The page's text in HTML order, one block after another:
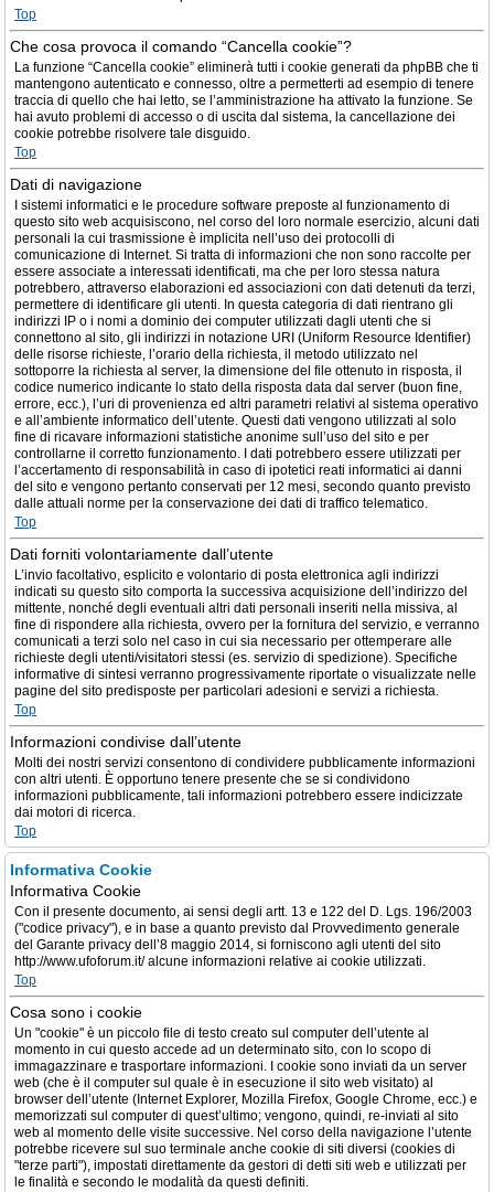
Top
Che cosa provoca il comando “Cancella cookie”?
La funzione “Cancella cookie” eliminerà tutti i cookie generati da phpBB che ti
mantengono autenticato e connesso, oltre a permetterti ad esempio di tenere
traccia di quello che hai letto, se l’amministrazione ha attivato la funzione. Se
hai avuto problemi di accesso o di uscita dal sistema, la cancellazione dei
cookie potrebbe risolvere tale disguido.
Top
Dati di navigazione
I sistemi informatici e le procedure software preposte al funzionamento di
questo sito web acquisiscono, nel corso del loro normale esercizio, alcuni dati
personali la cui trasmissione è implicita nell’uso dei protocolli di
comunicazione di Internet. Si tratta di informazioni che non sono raccolte per
essere associate a interessati identificati, ma che per loro stessa natura
potrebbero, attraverso elaborazioni ed associazioni con dati detenuti da terzi,
permettere di identificare gli utenti. In questa categoria di dati rientrano gli
indirizzi IP o i nomi a dominio dei computer utilizzati dagli utenti che si
connettono al sito, gli indirizzi in notazione URI (Uniform Resource Identifier)
delle risorse richieste, l’orario della richiesta, il metodo utilizzato nel
sottoporre la richiesta al server, la dimensione del file ottenuto in risposta, il
codice numerico indicante lo stato della risposta data dal server (buon fine,
errore, ecc.), l’uri di provenienza ed altri parametri relativi al sistema operativo
e all’ambiente informatico dell’utente. Questi dati vengono utilizzati al solo
fine di ricavare informazioni statistiche anonime sull’uso del sito e per
controllarne il corretto funzionamento. I dati potrebbero essere utilizzati per
l’accertamento di responsabilità in caso di ipotetici reati informatici ai danni
del sito e vengono pertanto conservati per 12 mesi, secondo quanto previsto
dalle attuali norme per la conservazione dei dati di traffico telematico.
Top
Dati forniti volontariamente dall’utente
L’invio facoltativo, esplicito e volontario di posta elettronica agli indirizzi
indicati su questo sito comporta la successiva acquisizione dell’indirizzo del
mittente, nonché degli eventuali altri dati personali inseriti nella missiva, al
fine di rispondere alla richiesta, ovvero per la fornitura del servizio, e verranno
comunicati a terzi solo nel caso in cui sia necessario per ottemperare alle
richieste degli utenti/visitatori stessi (es. servizio di spedizione). Specifiche
informative di sintesi verranno progressivamente riportate o visualizzate nelle
pagine del sito predisposte per particolari adesioni e servizi a richiesta.
Top
Informazioni condivise dall’utente
Molti dei nostri servizi consentono di condividere pubblicamente informazioni
con altri utenti. È opportuno tenere presente che se si condividono
informazioni pubblicamente, tali informazioni potrebbero essere indicizzate
dai motori di ricerca.
Top
Informativa Cookie
Informativa Cookie
Con il presente documento, ai sensi degli artt. 13 e 122 del D. Lgs. 196/2003
("codice privacy"), e in base a quanto previsto dal Provvedimento generale
del Garante privacy dell’8 maggio 2014, si forniscono agli utenti del sito
http://www.ufoforum.it/ alcune informazioni relative ai cookie utilizzati.
Top
Cosa sono i cookie
Un "cookie" è un piccolo file di testo creato sul computer dell’utente al
momento in cui questo accede ad un determinato sito, con lo scopo di
immagazzinare e trasportare informazioni. I cookie sono inviati da un server
web (che è il computer sul quale è in esecuzione il sito web visitato) al
browser dell’utente (Internet Explorer, Mozilla Firefox, Google Chrome, ecc.) e
memorizzati sul computer di quest’ultimo; vengono, quindi, re-inviati al sito
web al momento delle visite successive. Nel corso della navigazione l’utente
potrebbe ricevere sul suo terminale anche cookie di siti diversi (cookies di
"terze parti"), impostati direttamente da gestori di detti siti web e utilizzati per
le finalità e secondo le modalità da questi definiti.